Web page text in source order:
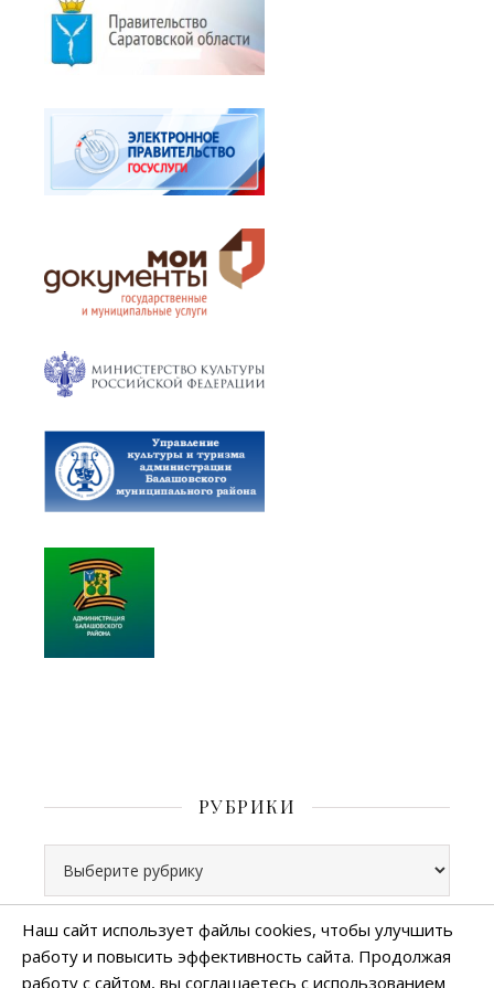
РУБРИКИ
Все права защищены
Наш сайт использует файлы cookies, чтобы улучшить
работу и повысить эффективность сайта. Продолжая
работу с сайтом, вы соглашаетесь с использованием